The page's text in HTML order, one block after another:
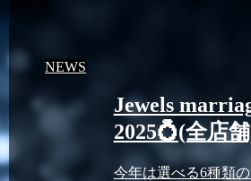
NEWS
Jewels
2025💍(全店
今年は選べる6種類